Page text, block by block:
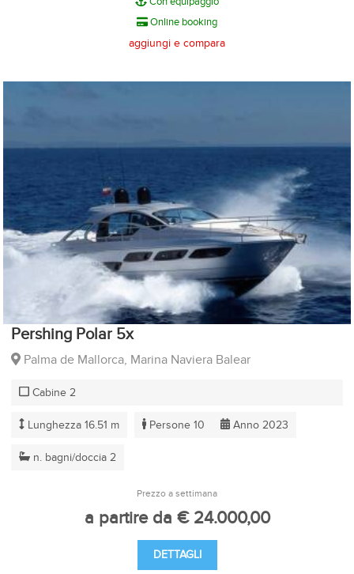
Online booking
aggiungi e compara
Pershing Polar 5x
Palma de Mallorca, Marina Naviera Balear
Cabine 2
Lunghezza 16.51 m Persone 10 Anno 2023
n. bagni/doccia 2
Prezzo a settimana
a partire da € 24.000,00
DETTAGLI